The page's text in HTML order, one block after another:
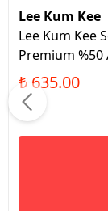
Lee Kum Kee
Lee Kum Kee
Premium %50
₺ 635.00